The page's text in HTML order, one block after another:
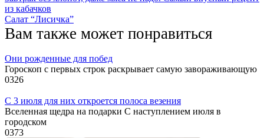
из кабачков
Салат “Лисичка”
Вам также может понравиться
Они рожденные для побед
Гороскоп с первых строк раскрывает самую завораживающую
0326
С 3 июля для них откроется полоса везения
Вселенная щедра на подарки С наступлением июля в
городском
0373